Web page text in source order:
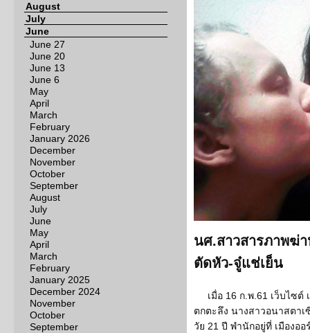
August
July
June
June 27
June 20
June 13
June 6
May
April
March
February
January 2026
December
November
October
September
August
July
June
May
April
March
February
January 2025
December 2024
November
October
September
นศ.สาวสารภาพฆ่
ตัดหัว-จู๋แช่เย็น
เมื่อ 16 ก.พ.61 เว็บไซต์
ตกตะลึง นางสาวอนาสตา
วัย 21 ปี พำนักอยู่ที่ เมืองอ